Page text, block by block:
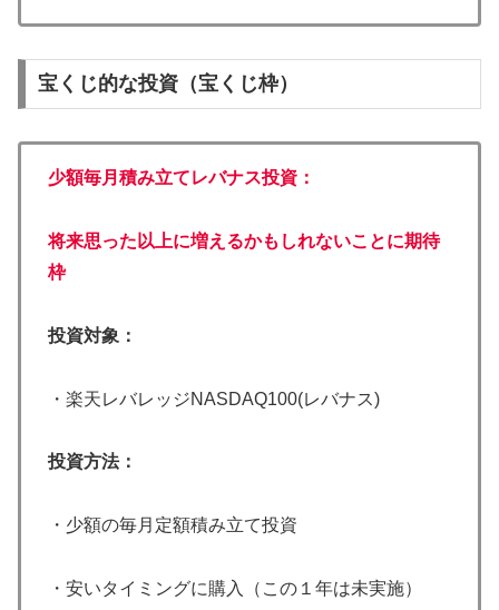
宝くじ的な投資（宝くじ枠）
少額毎月積み立てレバナス投資：
将来思った以上に増えるかもしれないことに期待
枠
投資対象：
・楽天レバレッジNASDAQ100(レバナス)
投資方法：
・少額の毎月定額積み立て投資
・安いタイミングに購入（この１年は未実施）